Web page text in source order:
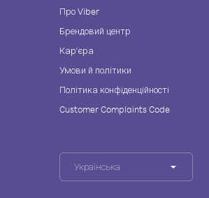
Про Viber
Брендовий центр
Кар'єра
Умови й політики
Політика конфіденційності
Customer Complaints Code
Українська